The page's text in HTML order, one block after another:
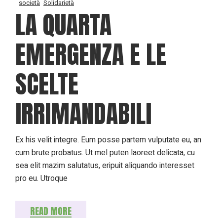
società Solidarietà
LA QUARTA
EMERGENZA E LE
SCELTE
IRRIMANDABILI
Ex his velit integre. Eum posse partem vulputate eu, an
cum brute probatus. Ut mel puten laoreet delicata, cu
sea elit mazim salutatus, eripuit aliquando interesset
pro eu. Utroque
READ MORE